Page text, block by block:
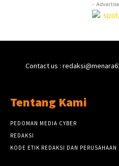
-
Contact us :
Tentang Kami
PEDOMAN MEDIA CYBER
REDAKSI
KODE ETIK REDAKSI DAN PERUSAHAAN